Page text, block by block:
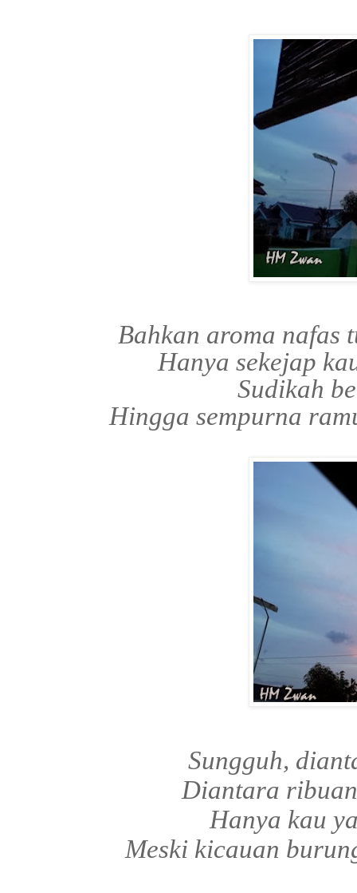
Bahkan aroma nafas
Hanya sekejap
Sudikah
Hingga sempurna
Sungguh,
Diantara
Hanya kau
Meski kicauan